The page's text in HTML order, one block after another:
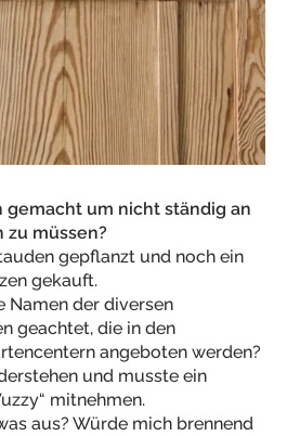
gemacht um nicht ständig an
zu müssen?
gepflanzt und noch ein
gekauft.
Namen der diversen
geachtet, die in den
angeboten werden?
und musste ein
mitnehmen.
aus? Würde mich brennend